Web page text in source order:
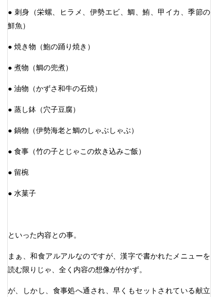
● 刺身（栄螺、ヒラメ、伊勢エビ、鯛、鮪、甲イカ、季節の
鮮魚）
● 焼き物（鮑の踊り焼き）
● 煮物（鯛の兜煮）
● 油物（かずさ和牛の石焼）
● 蒸し鉢（穴子豆腐）
● 鍋物（伊勢海老と鯛のしゃぶしゃぶ）
● 食事（竹の子とじゃこの炊き込みご飯）
● 留椀
● 水菓子
といった内容との事。
まぁ、和食アルアルなのですが、漢字で書かれたメニューを
読む限りじゃ、全く内容の想像が付かず。
が、しかし、食事処へ通され、早くもセットされている献立